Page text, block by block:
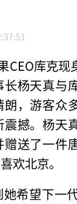
CEO库克现
杨天真与
，游客众
撼。杨天
送了一件
欢北京。
希望下一